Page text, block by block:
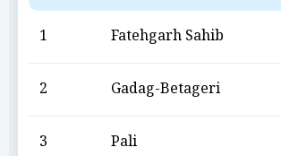
1 Fatehgarh Sahib
2 Gadag-Betageri
3 Pali